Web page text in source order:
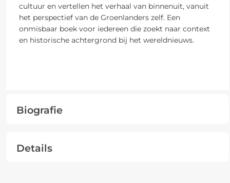
cultuur en vertellen het verhaal van binnenuit, vanuit
het perspectief van de Groenlanders zelf. Een
onmisbaar boek voor iedereen die zoekt naar context
en historische achtergrond bij het wereldnieuws.
Biografie
Details